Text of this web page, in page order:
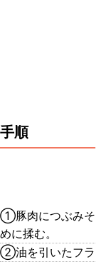
手順
①豚肉につぶみそ
めに揉む。
②油を引いたフラ